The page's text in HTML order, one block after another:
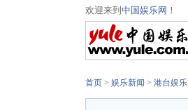
欢迎来到 中国娱乐网 ！
首页 > 娱乐新闻 > 港台娱乐